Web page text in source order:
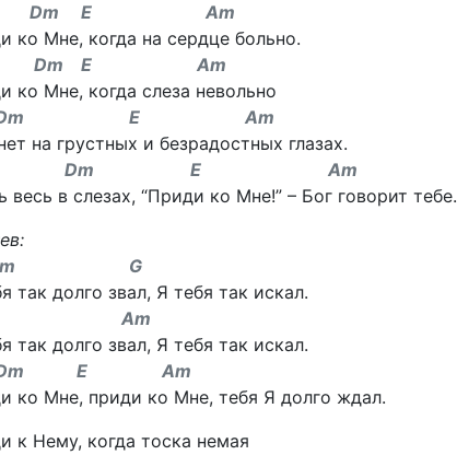
E Am
ко Мне, когда на сердце больно.
E Am
ко Мне, когда слеза невольно
E Am
на грустных и безрадостных глазах.
E Am
весь в слезах, “Приди ко Мне!” – Бог говорит тебе.
G
так долго звал, Я тебя так искал.
Am
так долго звал, Я тебя так искал.
E Am
ко Мне, приди ко Мне, тебя Я долго ждал.
к Нему, когда тоска немая